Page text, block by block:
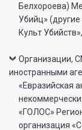
Белхороева)
Убийц»
Культ
Организации,
иностранными
«Евразийская антимонопольная ассоциация» Ассоциация некоммерческих организаций «В защиту прав избирателей «ГОЛОС» Региональная общественная правозащитная организация «Союз «Женщины Дона» Автономная некоммерческая научно- исследовательская организация «Центр социальной политики и гендерных исследований» Региональная общественная организация в защиту демократических прав и свобод «ГОЛОС» Некоммерческая организация Фонд «Костромской центр поддержки общественных инициатив» Калининградская региональная общественная организация «Экозащита!-Женсовет» Фонд содействия защите прав и свобод граждан «Общественный вердикт» Межрегиональная общественная организация Правозащитный Центр «Мемориал» Автономная некоммерческая организация «Юристы за конституционные права и свободы» Межрегиональная Ассоциация правозащитных общественных объединений «Правозащитная ассоциация» Санкт-Петербургская региональная общественная правозащитная организация «Солдатские матери Санкт-Петербурга» Фонд «Институт Развития Свободы Информации» Автономная некоммерческая организация «Научный центр международных исследований «ПИР» Ассоциация «Партнерство для развития» (Саратовская региональная общественная благотворительная организация) Частное учреждение «Информационное агентство МЕМО. РУ» Некоммерческое партнерство «Институт региональной прессы» Автономная некоммерческая организация «Московская школа гражданского просвещения» Архангельская региональная общественная организация социально- психологической и правовой помощи лесбиянкам, геям, бисексуалам и трансгендерам (ЛГБТ) «Ракурс» Карачаево-Черкесская Республиканская молодежная общественная организация «Союз молодых политологов» Общероссийское общественное движение защиты прав человека «За права человека» Краснодарская краевая общественная организация выпускников вузов Калининградская региональная общественная организация «Правозащитный центр» Региональная общественная организация «Общественная комиссия по сохранению наследия академика Сахарова» Санкт-Петербургская правозащитная общественная организация «Лига избирательниц» Фонд поддержки свободы прессы Санкт-Петербургская общественная правозащитная организация «Гражданский контроль» Автономная некоммерческая организация информационных и правовых услуг «Ресурсный правозащитный центр» Межрегиональная общественная правозащитная организация «Человек и Закон» Автономная некоммерческая организация «Центр социального проектирования «Возрождение» Межрегиональная общественная организация «Информационно- просветительский центр «Мемориал» Межрегиональная общественная организация «Комитет против пыток»